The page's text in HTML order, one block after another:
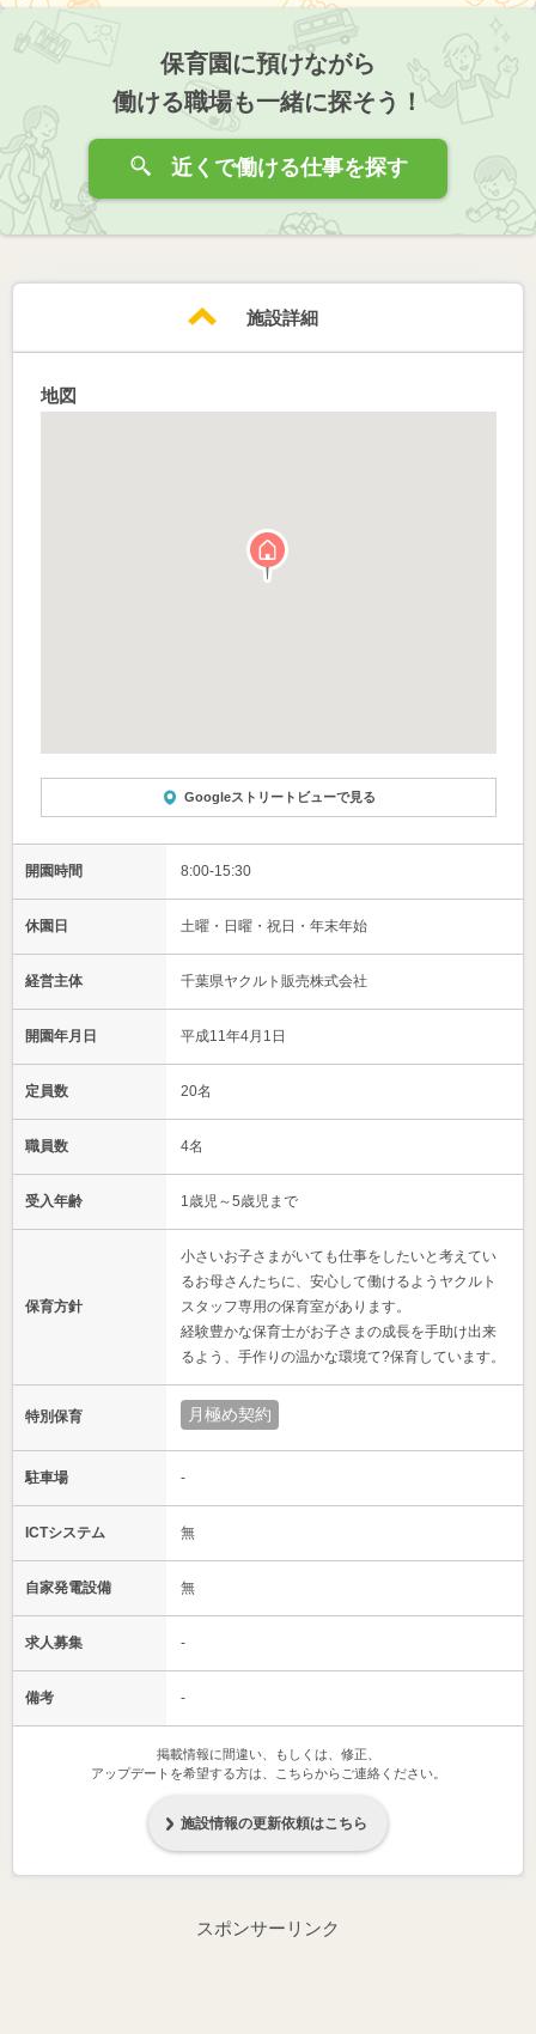
保育園に預けながら
働ける職場も一緒に探そう！
近くで働ける仕事を探す
施設詳細
地図
Googleストリートビューで見る
開園時間 8:00-15:30
休園日 土曜・日曜・祝日・年末年始
経営主体 千葉県ヤクルト販売株式会社
開園年月日 平成11年4月1日
定員数 20名
職員数 4名
受入年齢 1歳児～5歳児まで
保育方針
小さいお子さまがいても仕事をしたいと考えてい
るお母さんたちに、安心して働けるようヤクルト
スタッフ専用の保育室があります。
経験豊かな保育士がお子さまの成長を手助け出来
るよう、手作りの温かな環境て?保育しています。
特別保育 月極め契約
駐車場 -
ICTシステム 無
自家発電設備 無
求人募集 -
備考 -
掲載情報に間違い、もしくは、修正、
アップデートを希望する方は、こちらからご連絡ください。
施設情報の更新依頼はこちら
スポンサーリンク